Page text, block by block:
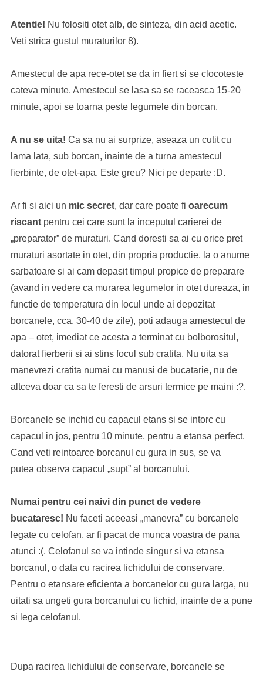
Atentie! Nu folositi otet alb, de sinteza, din acid acetic.
Veti strica gustul muraturilor 8).
Amestecul de apa rece-otet se da in fiert si se clocoteste
cateva minute. Amestecul se lasa sa se raceasca 15-20
minute, apoi se toarna peste legumele din borcan.
A nu se uita! Ca sa nu ai surprize, aseaza un cutit cu
lama lata, sub borcan, inainte de a turna amestecul
fierbinte, de otet-apa. Este greu? Nici pe departe :D.
Ar fi si aici un mic secret, dar care poate fi oarecum
riscantpentru cei care sunt la inceputul carierei de
„preparator” de muraturi. Cand doresti sa ai cu orice pret
muraturi asortate in otet, din propria productie, la o anume
sarbatoare si ai cam depasit timpul propice de preparare
(avand in vedere ca murarea legumelor in otet dureaza, in
functie de temperatura din locul unde ai depozitat
borcanele, cca. 30-40 de zile), poti adauga amestecul de
apa – otet, imediat ce acesta a terminat cu bolborositul,
datorat fierberii si ai stins focul sub cratita. Nu uita sa
manevrezi cratita numai cu manusi de bucatarie, nu de
altceva doar ca sa te feresti de arsuri termice pe maini :?.
Borcanele se inchid cu capacul etans si se intorc cu
capacul in jos, pentru 10 minute, pentru a etansa perfect.
Cand veti reintoarce borcanul cu gura in sus, se va
putea observa capacul „supt” al borcanului.
Numai pentru cei naivi din punct de vedere
bucataresc! Nu faceti aceeasi „manevra” cu borcanele
legate cu celofan, ar fi pacat de munca voastra de pana
atunci :(. Celofanul se va intinde singur si va etansa
borcanul, o data cu racirea lichidului de conservare.
Pentru o etansare eficienta a borcanelor cu gura larga, nu
uitati sa ungeti gura borcanului cu lichid, inainte de a pune
si lega celofanul.
Dupa racirea lichidului de conservare, borcanele se